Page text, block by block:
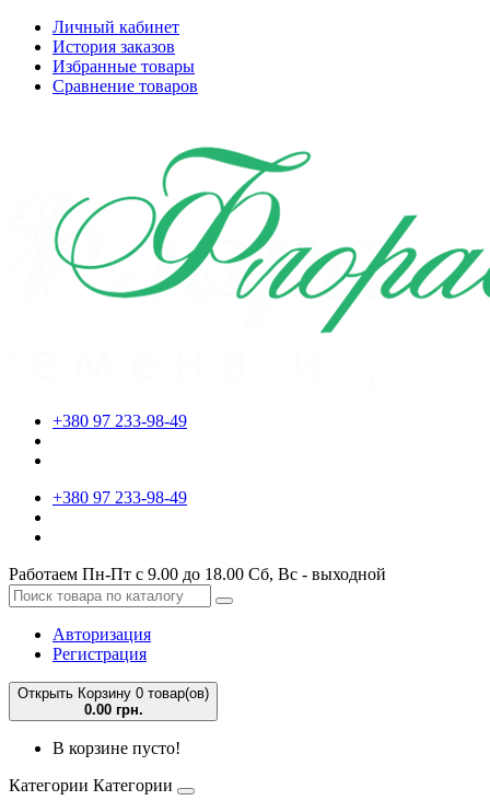
Личный кабинет
История заказов
Избранные товары
Сравнение товаров
+380 97 233-98-49
+380 97 233-98-49
Работаем Пн-Пт с 9.00 до 18.00 Сб, Вс - выходной
Авторизация
Регистрация
Открыть Корзину 0 товар(ов)
0.00 грн.
В корзине пусто!
Категории Категории